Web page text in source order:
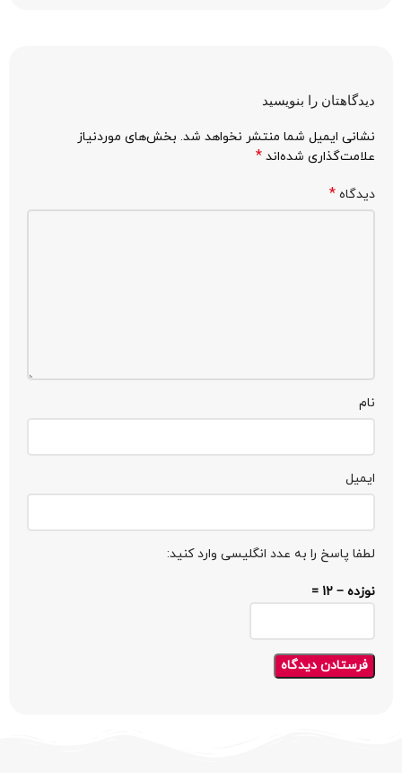
دیدگاهتان را بنویسید
نشانی ایمیل شما منتشر نخواهد شد. بخش‌های موردنیاز
علامت‌گذاری شده‌اند *
دیدگاه *
نام
ایمیل
لطفا پاسخ را به عدد انگلیسی وارد کنید:
نوزده − 12 =